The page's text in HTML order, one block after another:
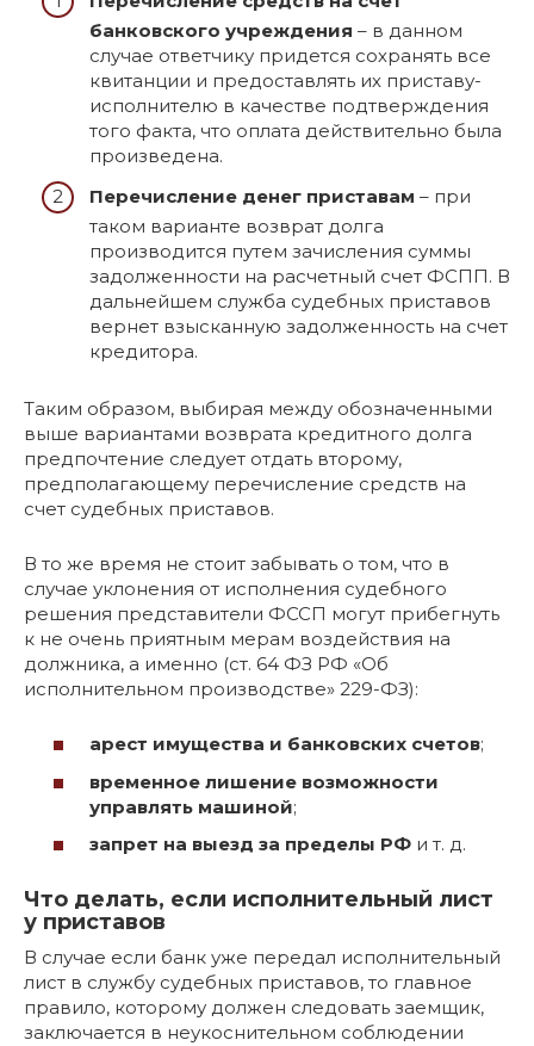
банковского учреждения – в данном
случае ответчику придется сохранять все
квитанции и предоставлять их приставу-
исполнителю в качестве подтверждения
того факта, что оплата действительно была
произведена.
Перечисление денег приставам – при
таком варианте возврат долга
производится путем зачисления суммы
задолженности на расчетный счет ФСПП. В
дальнейшем служба судебных приставов
вернет взысканную задолженность на счет
кредитора.
Таким образом, выбирая между обозначенными
выше вариантами возврата кредитного долга
предпочтение следует отдать второму,
предполагающему перечисление средств на
счет судебных приставов.
В то же время не стоит забывать о том, что в
случае уклонения от исполнения судебного
решения представители ФССП могут прибегнуть
к не очень приятным мерам воздействия на
должника, а именно (ст. 64 ФЗ РФ «Об
исполнительном производстве» 229-ФЗ):
арест имущества и банковских счетов;
временное лишение возможности
управлять машиной;
запрет на выезд за пределы РФ и т. д.
Что делать, если исполнительный лист
у приставов
В случае если банк уже передал исполнительный
лист в службу судебных приставов, то главное
правило, которому должен следовать заемщик,
заключается в неукоснительном соблюдении